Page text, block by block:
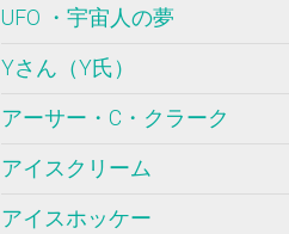
UFO ・宇宙人の夢
Yさん（Y氏）
アーサー・C・クラーク
アイスクリーム
アイスホッケー